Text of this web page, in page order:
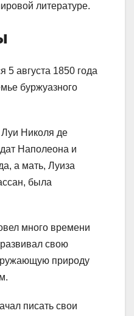
литературе.
5 августа 1850 года
буржуазного
Николя де
Наполеона и
а мать, Луиза
была
много времени
свою
природу
писать свои